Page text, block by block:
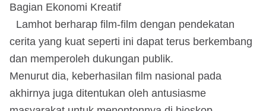
Bagian Ekonomi Kreatif
Lamhot berharap film-film dengan pendekatan
cerita yang kuat seperti ini dapat terus berkembang
dan memperoleh dukungan publik.
Menurut dia, keberhasilan film nasional pada
akhirnya juga ditentukan oleh antusiasme